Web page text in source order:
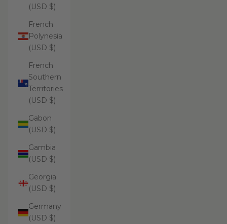
(USD $)
French
Polynesia
(USD $)
French
Southern
Territories
(USD $)
Gabon
(USD $)
Gambia
(USD $)
Georgia
(USD $)
Germany
(USD $)